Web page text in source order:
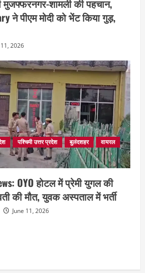
मुजफ्फरनगर-शामली की पहचान,
ने पीएम मोदी को भेंट किया गुड़,
11, 2026
पश्चिमी उत्तर प्रदेश बुलंदशहर
वायरल
OYO होटल में प्रेमी युगल की
की मौत, युवक अस्पताल में भर्ती
June 11, 2026